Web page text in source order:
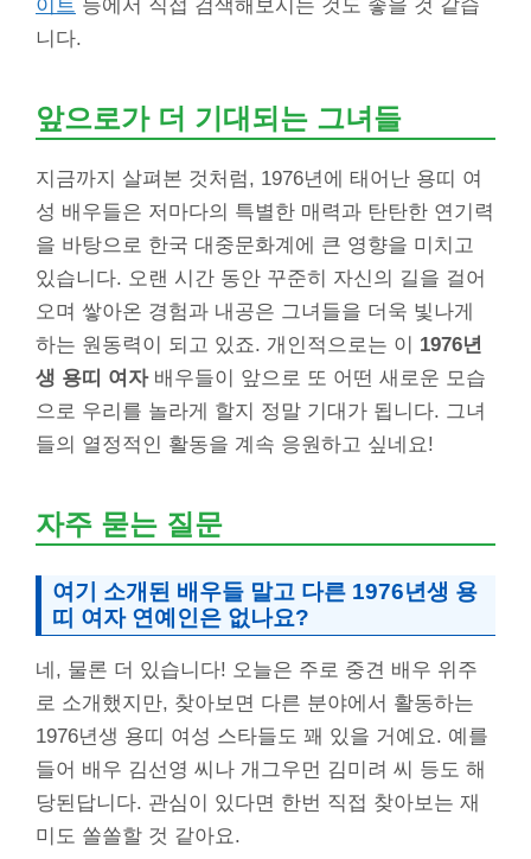
이트 등에서 직접 검색해보시는 것도 좋을 것 같습
니다.
앞으로가 더 기대되는 그녀들
지금까지 살펴본 것처럼, 1976년에 태어난 용띠 여
성 배우들은 저마다의 특별한 매력과 탄탄한 연기력
을 바탕으로 한국 대중문화계에 큰 영향을 미치고
있습니다. 오랜 시간 동안 꾸준히 자신의 길을 걸어
오며 쌓아온 경험과 내공은 그녀들을 더욱 빛나게
하는 원동력이 되고 있죠. 개인적으로는 이 1976년
생 용띠 여자배우들이 앞으로 또 어떤 새로운 모습
으로 우리를 놀라게 할지 정말 기대가 됩니다. 그녀
들의 열정적인 활동을 계속 응원하고 싶네요!
자주 묻는 질문
여기 소개된 배우들 말고 다른 1976년생 용
띠 여자 연예인은 없나요?
네, 물론 더 있습니다! 오늘은 주로 중견 배우 위주
로 소개했지만, 찾아보면 다른 분야에서 활동하는
1976년생 용띠 여성 스타들도 꽤 있을 거예요. 예를
들어 배우 김선영 씨나 개그우먼 김미려 씨 등도 해
당된답니다. 관심이 있다면 한번 직접 찾아보는 재
미도 쏠쏠할 것 같아요.